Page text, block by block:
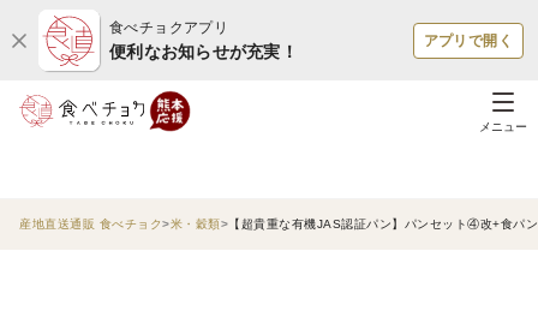
食べチョクアプリ
便利なお知らせが充実！
アプリで開く
メニュー
産地直送通販 食べチョク 米・穀類 【超貴重な有機JAS認証パン】パンセット④改+食パ